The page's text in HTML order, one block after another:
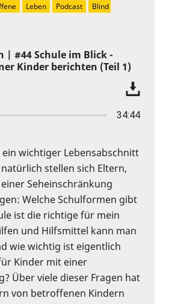
| #44 Schule im Blick -
Kinder berichten (Teil 1)
34:44
ein wichtiger Lebensabschnitt
stellen sich Eltern,
Seheinschränkung
Welche Schulformen gibt
ist die richtige für mein
und Hilfsmittel kann man
wie wichtig ist eigentlich
Kinder mit einer
Über viele dieser Fragen hat
von betroffenen Kindern
Leben Podcast
Blind